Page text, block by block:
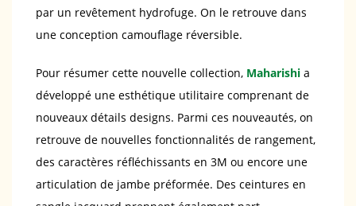
par un revêtement hydrofuge. On le retrouve dans
une conception camouflage réversible.
Pour résumer cette nouvelle collection, Maharishi a
développé une esthétique utilitaire comprenant de
nouveaux détails designs. Parmi ces nouveautés, on
retrouve de nouvelles fonctionnalités de rangement,
des caractères réfléchissants en 3M ou encore une
articulation de jambe préformée. Des ceintures en